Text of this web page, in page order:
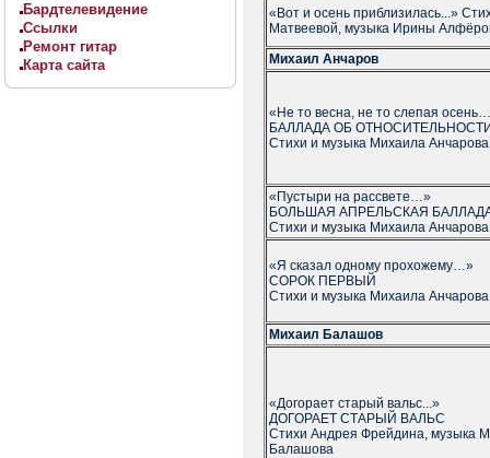
Бардтелевидение
Ссылки
Ремонт гитар
Карта сайта
«Вот и осень приблизилась...»
Матвеевой, музыка Ирины
Михаил Анчаров
«Не то весна, не то слепая
БАЛЛАДА ОБ
Стихи и музыка Михаила Анчарова
«Пустыри на рассвете…»
БОЛЬШАЯ АПРЕЛЬСКАЯ
Стихи и музыка Михаила Анчарова
«Я сказал одному прохожему…»
СОРОК ПЕРВЫЙ
Стихи и музыка Михаила Анчарова
Михаил Балашов
«Догорает старый вальс...»
ДОГОРАЕТ СТАРЫЙ ВАЛЬС
Стихи Андрея Фрейдина, музыка
Балашова